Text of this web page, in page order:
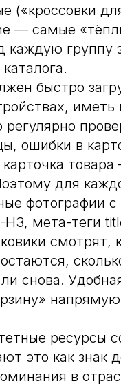
(«кроссовки
— самые
группу
быстро
иметь
ошибки в
для
фотографии
H3, мета-теги
смотрят,
снова.
ресурсы
это как знак
в